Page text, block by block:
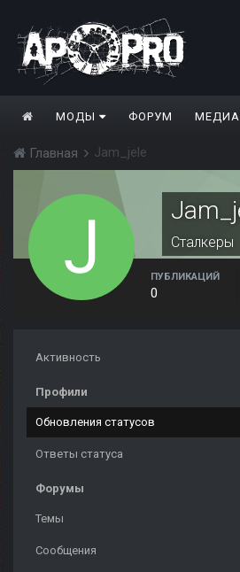
МОДЫ ФОРУМ МЕДИА
Главная Jam_jele
Сталкеры
ПУБЛИКАЦИЙ
0
Активность
Профили
Обновления статусов
Ответы статуса
Форумы
Темы
Сообщения